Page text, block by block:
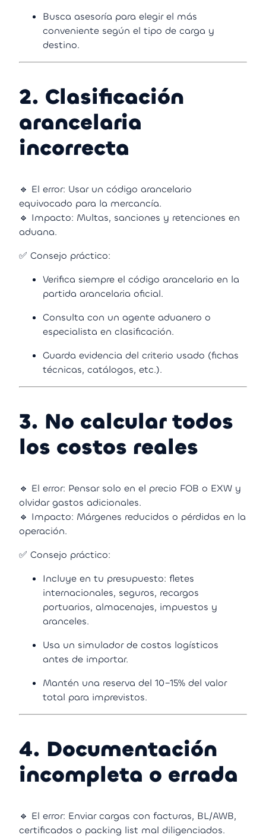
Busca asesoría para elegir el más
conveniente según el tipo de carga y
destino.
2. Clasificación
arancelaria
incorrecta
🔹 El error: Usar un código arancelario
equivocado para la mercancía.
🔹 Impacto: Multas, sanciones y retenciones en
aduana.
✅ Consejo práctico:
Verifica siempre el código arancelario en la
partida arancelaria oficial.
Consulta con un agente aduanero o
especialista en clasificación.
Guarda evidencia del criterio usado (fichas
técnicas, catálogos, etc.).
3. No calcular todos
los costos reales
🔹 El error: Pensar solo en el precio FOB o EXW y
olvidar gastos adicionales.
🔹 Impacto: Márgenes reducidos o pérdidas en la
operación.
✅ Consejo práctico:
Incluye en tu presupuesto: fletes
internacionales, seguros, recargos
portuarios, almacenajes, impuestos y
aranceles.
Usa un simulador de costos logísticos
antes de importar.
Mantén una reserva del 10–15% del valor
total para imprevistos.
4. Documentación
incompleta o errada
🔹 El error: Enviar cargas con facturas, BL/AWB,
certificados o packing list mal diligenciados.